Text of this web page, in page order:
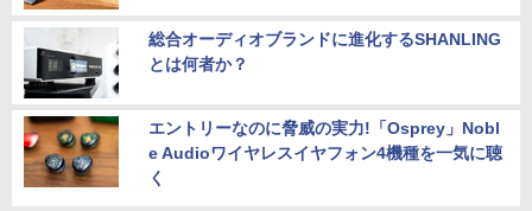
総合オーディオブランドに進化するSHANLING
とは何者か？
エントリーなのに脅威の実力!「Osprey」Nobl
e Audioワイヤレスイヤフォン4機種を一気に聴
く